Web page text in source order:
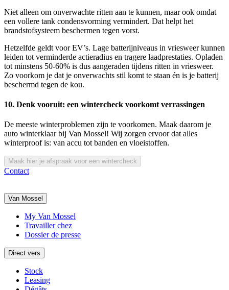
Niet alleen om onverwachte ritten aan te kunnen, maar ook omdat
een vollere tank condensvorming vermindert. Dat helpt het
brandstofsysteem beschermen tegen vorst.
Hetzelfde geldt voor EV’s. Lage batterijniveaus in vriesweer kunnen
leiden tot verminderde actieradius en tragere laadprestaties. Opladen
tot minstens 50-60% is dus aangeraden tijdens ritten in vriesweer.
Zo voorkom je dat je onverwachts stil komt te staan én is je batterij
beschermd tegen de kou.
10. Denk vooruit: een wintercheck voorkomt verrassingen
De meeste winterproblemen zijn te voorkomen. Maak daarom je
auto winterklaar bij Van Mossel! Wij zorgen ervoor dat alles
winterproof is: van accu tot banden en vloeistoffen.
Maak hier je afspraak voor een wintercheck
Contact
Van Mossel
My Van Mossel
Travailler chez
Dossier de presse
Direct vers
Stock
Leasing